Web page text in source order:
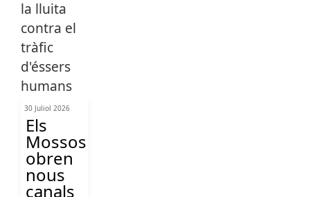
30 Juliol 2026
Els
Mossos
obren
nous
canals